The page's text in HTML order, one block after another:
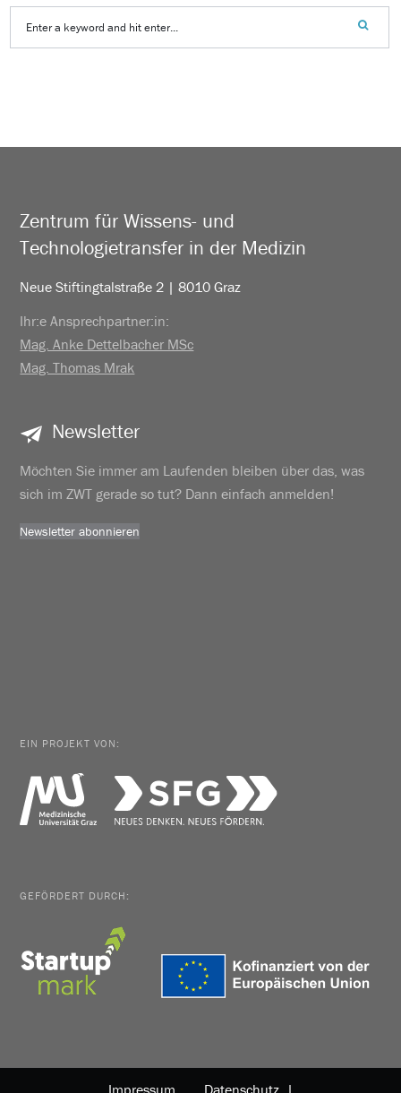
Zentrum für Wissens- und
Technologietransfer in der Medizin
Neue Stiftingtalstraße 2 | 8010 Graz
Ihr:e Ansprechpartner:in:
Mag. Anke Dettelbacher MSc
Mag. Thomas Mrak
Newsletter
Möchten Sie immer am Laufenden bleiben über das, was
sich im ZWT gerade so tut? Dann einfach anmelden!
Newsletter abonnieren
EIN PROJEKT VON:
GEFÖRDERT DURCH:
Impressum Datenschutz |